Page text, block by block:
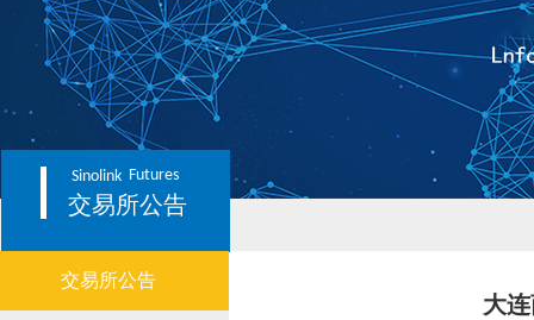
Sinolink Futures
交易所公告
交易所公告
大